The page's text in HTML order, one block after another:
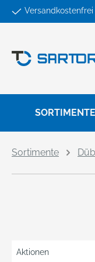
Zur
SORTIMENTE
Sortimente
Aktionen